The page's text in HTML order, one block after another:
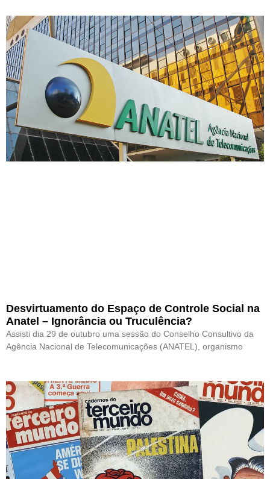
Desvirtuamento do Espaço de Controle Social na
Anatel – Ignorância ou Truculência?
Assisti dia 29 de outubro uma sessão do Conselho Consultivo da
Agência Nacional de Telecomunicações (ANATEL), organismo